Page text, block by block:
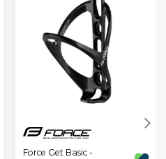
Force Get Basic -